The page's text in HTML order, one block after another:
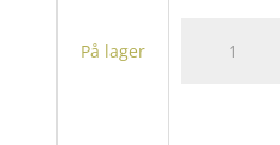
På lager
svettebånd